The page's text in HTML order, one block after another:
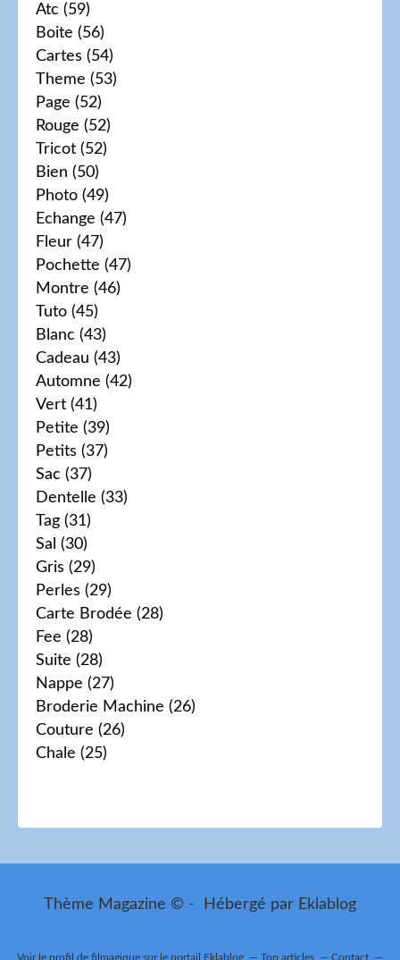
Atc (59)
Boite (56)
Cartes (54)
Theme (53)
Page (52)
Rouge (52)
Tricot (52)
Bien (50)
Photo (49)
Echange (47)
Fleur (47)
Pochette (47)
Montre (46)
Tuto (45)
Blanc (43)
Cadeau (43)
Automne (42)
Vert (41)
Petite (39)
Petits (37)
Sac (37)
Dentelle (33)
Tag (31)
Sal (30)
Gris (29)
Perles (29)
Carte Brodée (28)
Fee (28)
Suite (28)
Nappe (27)
Broderie Machine (26)
Couture (26)
Chale (25)
Thème Magazine © - Hébergé par Eklablog
Voir le profil de filmagique sur le portail Eklablog Top articles Contact